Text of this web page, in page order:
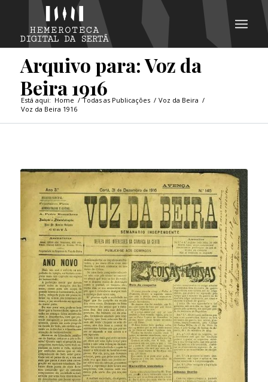
Arquivo para: Voz da
Beira 1916
Está aqui: Home / Todas as Publicações / Voz da Beira /
Voz da Beira 1916